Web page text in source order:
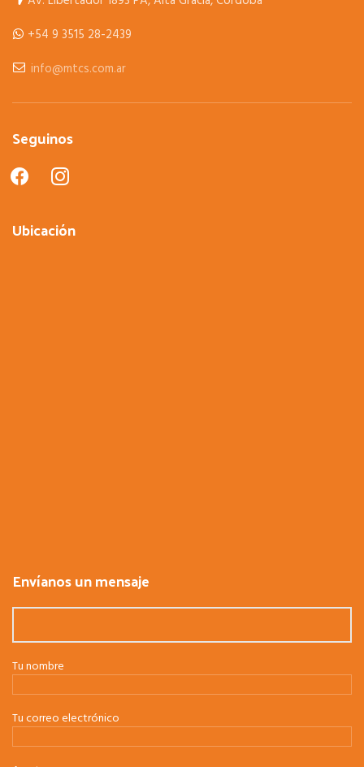
+54 9 3515 28-2439
info@mtcs.com.ar
Seguinos
facebookinstagram
Ubicación
Envíanos un mensaje
Tu nombre
Tu correo electrónico